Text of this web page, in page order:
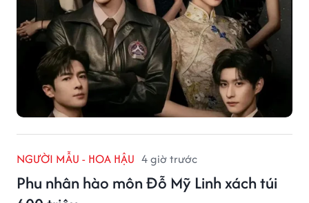
NGƯỜI MẪU - HOA HẬU 4 giờ trước
Phu nhân hào môn Đỗ Mỹ Linh xách túi